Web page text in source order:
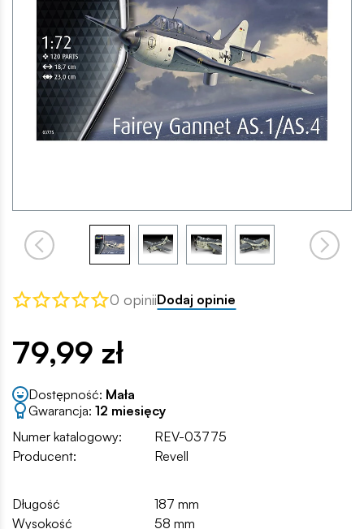
0 opiniiDodaj opinie
79,99 zł
Dostępność: Mała
Gwarancja: 12 miesięcy
Numer katalogowy:
REV-03775
Producent:
Revell
Długość
187 mm
Wysokość
58 mm